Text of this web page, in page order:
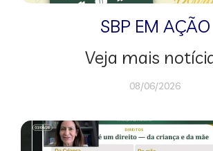
SBP EM AÇÃO
Veja mais
08/06/2026